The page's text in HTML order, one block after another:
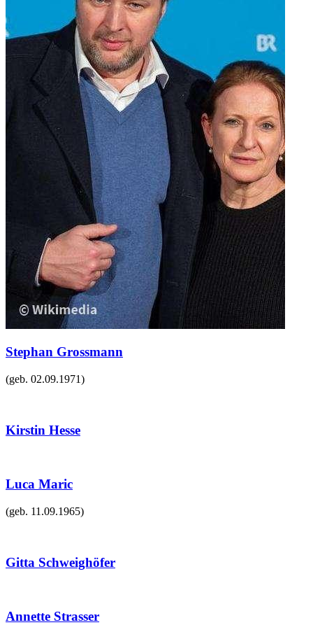
Stephan Grossmann
(geb. 02.09.1971)
Kirstin Hesse
Luca Maric
(geb. 11.09.1965)
Gitta Schweighöfer
Annette Strasser